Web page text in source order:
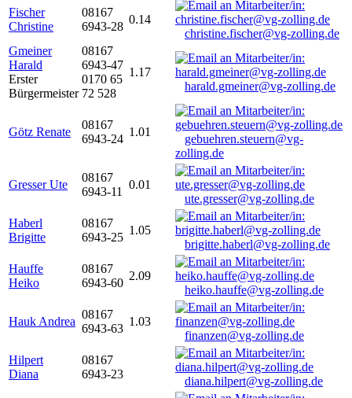
Fischer
Christine
08167
6943-28
0.14
christine.fischer@vg-zolling.de
Gmeiner
Harald
Erster
Bürgermeister
08167
6943-47
0170 65
72 528
1.17
harald.gmeiner@vg-zolling.de
Götz Renate
08167
6943-24
1.01
gebuehren.steuern@vg-
zolling.de
Gresser Ute
08167
6943-11
0.01
ute.gresser@vg-zolling.de
Haberl
Brigitte
08167
6943-25
1.05
brigitte.haberl@vg-zolling.de
Hauffe
Heiko
08167
6943-60
2.09
heiko.hauffe@vg-zolling.de
Hauk Andrea
08167
6943-63
1.03
finanzen@vg-zolling.de
Hilpert
Diana
08167
6943-23
diana.hilpert@vg-zolling.de